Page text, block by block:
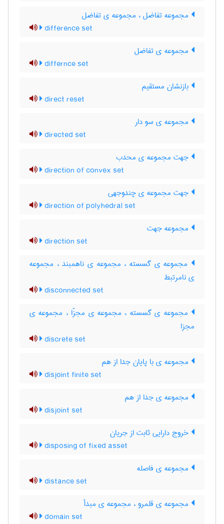
مجموعه تفاضل ، مجموعه ی تفاضل
difference set
مجموعه ی تفاضل
differnce set
بازنشان مستقیم
direct reset
مجموعه ی سو دار
directed set
جهت مجموعه ی محدب
direction of convex set
جهت مجموعه ی چندوجهی
direction of polyhedral set
مجموعه جهت
direction set
مجموعه ی گسسته ، مجموعه ی ناهمبند ، مجموعه
ی نامرتبط
disconnected set
مجموعه ی گسسته ، مجموعه ی مجزّا ، مجموعه ی
مجزا
discrete set
مجموعه ی با پایان جدا از هم
disjoint finite set
مجموعه ی جدا از هم
disjoint set
خروج دارایی ثابت از جریان
disposing of fixed asset
مجموعه ی فاصله
distance set
مجموعه ی قلمرو ، مجموعه ی مبدأ
domain set